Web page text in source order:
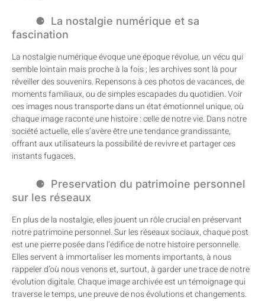
La nostalgie numérique et sa
fascination
La nostalgie numérique évoque une époque révolue, un vécu qui
semble lointain mais proche à la fois ; les archives sont là pour
réveiller des souvenirs. Repensons à ces photos de vacances, de
moments familiaux, ou de simples escapades du quotidien. Voir
ces images nous transporte dans un état émotionnel unique, où
chaque image raconte une histoire : celle de notre vie. Dans notre
société actuelle, elle s’avère être une tendance grandissante,
offrant aux utilisateurs la possibilité de revivre et partager ces
instants fugaces.
Preservation du patrimoine personnel
sur les réseaux
En plus de la nostalgie, elles jouent un rôle crucial en préservant
notre patrimoine personnel. Sur les réseaux sociaux, chaque post
est une pierre posée dans l’édifice de notre histoire personnelle.
Elles servent à immortaliser les moments importants, à nous
rappeler d’où nous venons et, surtout, à garder une trace de notre
évolution digitale. Chaque image archivée est un témoignage qui
traverse le temps, une preuve de nos évolutions et changements.